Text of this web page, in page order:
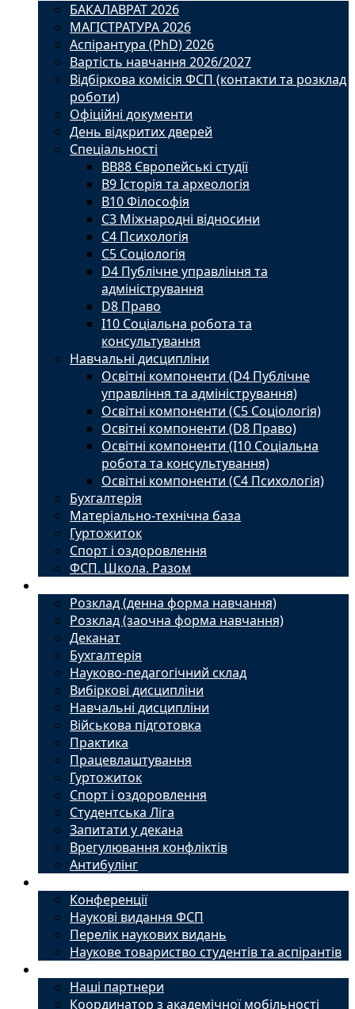
БАКАЛАВРАТ 2026
МАГІСТРАТУРА 2026
Аспірантура (PhD) 2026
Вартість навчання 2026/2027
Відбіркова комісія ФСП (контакти та розклад
роботи)
Офіційні документи
День відкритих дверей
Спеціальності
BВ88 Європейські студії
B9 Історія та археологія
B10 Філософія
C3 Міжнародні відносини
C4 Психологія
С5 Соціологія
D4 Публічне управління та
адміністрування
D8 Право
I10 Соціальна робота та
консультування
Навчальні дисципліни
Освітні компоненти (D4 Публічне
управління та адміністрування)
Освітні компоненти (С5 Соціологія)
Освітні компоненти (D8 Право)
Освітні компоненти (I10 Соціальна
робота та консультування)
Освітні компоненти (С4 Психологія)
Бухгалтерія
Матеріально-технічна база
Гуртожиток
Спорт і оздоровлення
ФСП. Школа. Разом
Розклад (денна форма навчання)
Розклад (заочна форма навчання)
Деканат
Бухгалтерія
Науково-педагогічний склад
Вибіркові дисципліни
Навчальні дисципліни
Військова підготовка
Практика
Працевлаштування
Гуртожиток
Спорт і оздоровлення
Студентська Ліга
Запитати у декана
Врегулювання конфліктів
Антибулінг
Конференції
Наукові видання ФСП
Перелік наукових видань
Наукове товариство студентів та аспірантів
Наші партнери
Координатор з академічної мобільності